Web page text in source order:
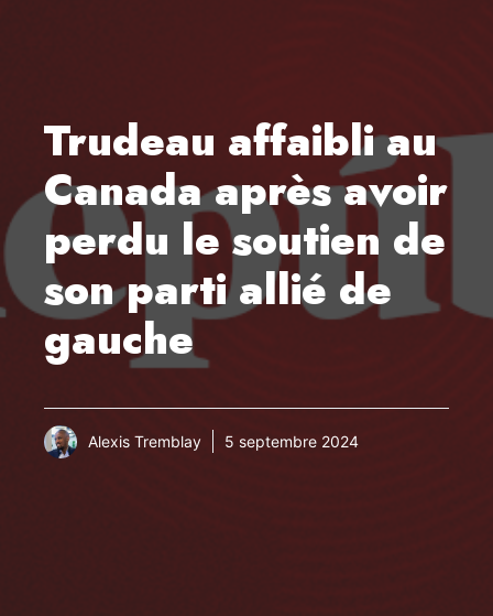
Trudeau affaibli au
Canada après avoir
perdu le soutien de
son parti allié de
gauche
Alexis Tremblay 5 septembre 2024